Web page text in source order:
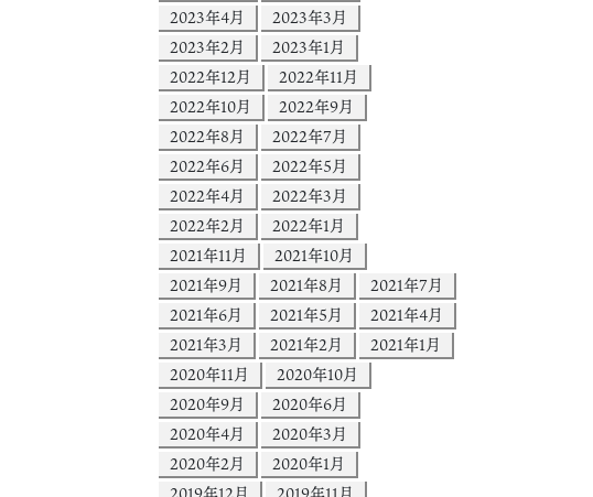
2023年4月
2023年3月
2023年2月
2023年1月
2022年12月
2022年11月
2022年10月
2022年9月
2022年8月
2022年7月
2022年6月
2022年5月
2022年4月
2022年3月
2022年2月
2022年1月
2021年11月
2021年10月
2021年9月
2021年8月
2021年7月
2021年6月
2021年5月
2021年4月
2021年3月
2021年2月
2021年1月
2020年11月
2020年10月
2020年9月
2020年6月
2020年4月
2020年3月
2020年2月
2020年1月